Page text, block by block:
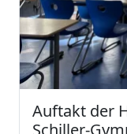
Auftakt der
Schiller-